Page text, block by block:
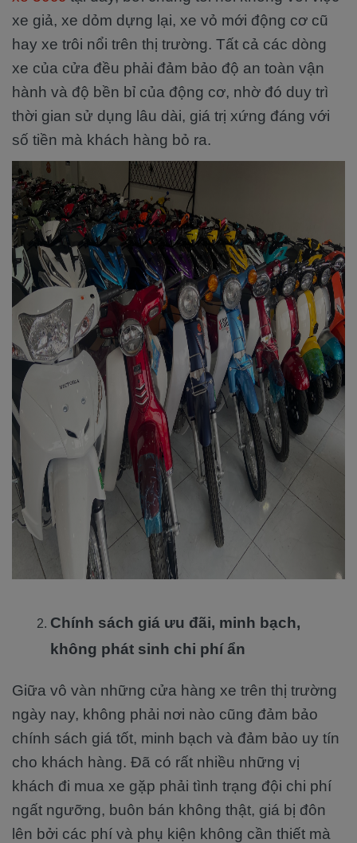
xe giả, xe dỏm dựng lại, xe vỏ mới động cơ cũ
hay xe trôi nổi trên thị trường. Tất cả các dòng
xe của cửa đều phải đảm bảo độ an toàn vận
hành và độ bền bỉ của động cơ, nhờ đó duy trì
thời gian sử dụng lâu dài, giá trị xứng đáng với
số tiền mà khách hàng bỏ ra.
Chính sách giá ưu đãi, minh bạch,
không phát sinh chi phí ẩn
Giữa vô vàn những cửa hàng xe trên thị trường
ngày nay, không phải nơi nào cũng đảm bảo
chính sách giá tốt, minh bạch và đảm bảo uy tín
cho khách hàng. Đã có rất nhiều những vị
khách đi mua xe gặp phải tình trạng đội chi phí
ngất ngưỡng, buôn bán không thật, giá bị đôn
lên bởi các phí và phụ kiện không cần thiết mà